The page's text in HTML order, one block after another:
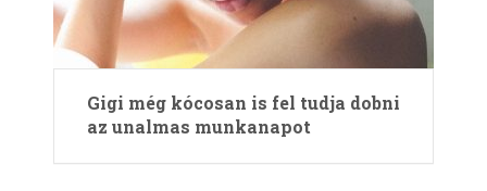
Gigi még kócosan is fel tudja dobni
az unalmas munkanapot